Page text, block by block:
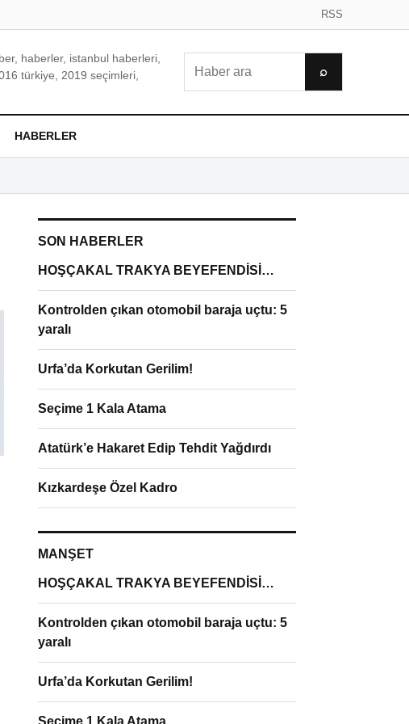
RSS
haberler, istanbul haberleri,
türkiye, 2019 seçimleri,
⌕
HABERLER
SON HABERLER
HOŞÇAKAL TRAKYA BEYEFENDİSİ…
Kontrolden çıkan otomobil baraja uçtu: 5
yaralı
Urfa’da Korkutan Gerilim!
Seçime 1 Kala Atama
Atatürk’e Hakaret Edip Tehdit Yağdırdı
Kızkardeşe Özel Kadro
MANŞET
HOŞÇAKAL TRAKYA BEYEFENDİSİ…
Kontrolden çıkan otomobil baraja uçtu: 5
yaralı
Urfa’da Korkutan Gerilim!
Seçime 1 Kala Atama